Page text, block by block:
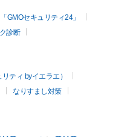
GMOセキュリティ24」
診断
ティ byイエラエ）
なりすまし対策